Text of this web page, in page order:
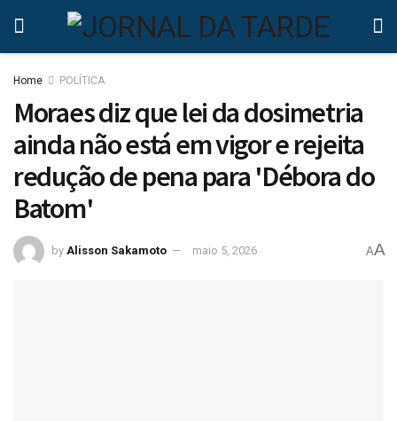
Home POLÍTICA
Moraes diz que lei da dosimetria
ainda não está em vigor e rejeita
redução de pena para 'Débora do
Batom'
by Alisson Sakamoto maio 5, 2026 AA